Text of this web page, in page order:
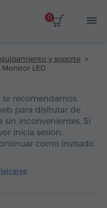
0
y soporte
Monitor LED
te recomendamos
para disfrutar de
sin inconvenientes. Si
inicia sesión.
como invitado.